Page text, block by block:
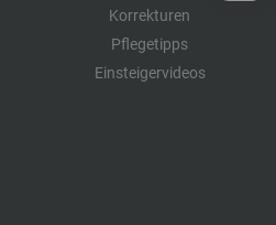
Korrekturen
Pflegetipps
Einsteigervideos